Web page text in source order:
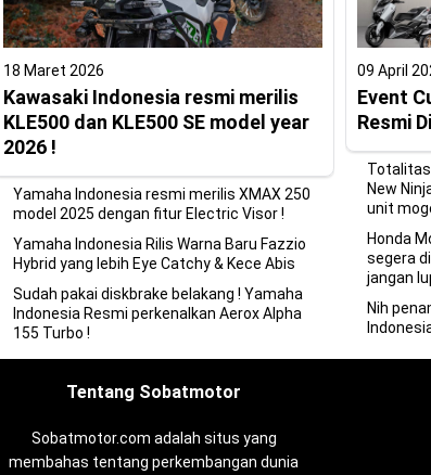
18 Maret 2026
Kawasaki Indonesia resmi merilis
KLE500 dan KLE500 SE model year
2026 !
Yamaha Indonesia resmi merilis XMAX 250
model 2025 dengan fitur Electric Visor !
Yamaha Indonesia Rilis Warna Baru Fazzio
Hybrid yang lebih Eye Catchy & Kece Abis
Sudah pakai diskbrake belakang ! Yamaha
Indonesia Resmi perkenalkan Aerox Alpha
155 Turbo !
09 April
Event
Resmi
New
unit
Honda
segera
jangan
Nih
Tentang Sobatmotor
Sobatmotor.com adalah situs yang
membahas tentang perkembangan dunia